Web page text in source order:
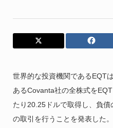
世界的な投資機関であるEQT
あるCovanta社の全株式を
たり20.25ドルで取得し、負
の取引を行うことを発表した。